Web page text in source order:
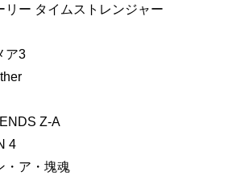
リー タイムストレンジャー
ア3
Z-A
4
・ア・塊魂